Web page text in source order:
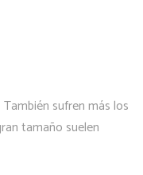
sufren más los
tamaño suelen